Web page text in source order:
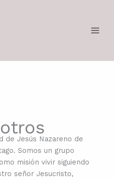
de Jesús Nazareno de
Somos un grupo
misión vivir siguiendo
señor Jesucristo,